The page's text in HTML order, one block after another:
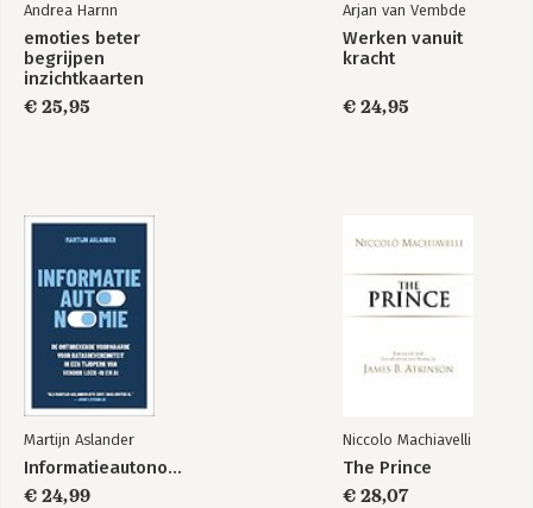
Andrea Harnn
emoties beter
begrijpen
inzichtkaarten
€ 25,95
Arjan van Vembde
Werken vanuit
kracht
€ 24,95
Martijn Aslander
Informatieautonomie
€ 24,99
Niccolo Machiavelli
The Prince
€ 28,07